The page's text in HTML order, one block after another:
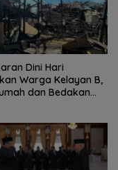
Dini Hari
Warga Kelayan B,
dan Bedakan